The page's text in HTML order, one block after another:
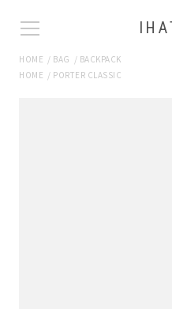
HOME / BAG / BACKPACK
HOME / PORTER CLASSIC